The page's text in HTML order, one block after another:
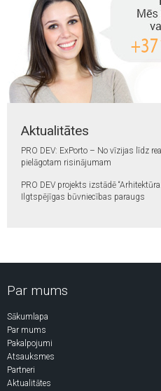
Aktualitātes
PRO DEV: ExPorto – No vīzijas līdz
pielāgotam risinājumam
PRO DEV projekts izstādē
Ilgtspējīgas būvniecības paraugs
Par mums
Sākumlapa
Par mums
Pakalpojumi
Atsauksmes
Partneri
Aktualitātes